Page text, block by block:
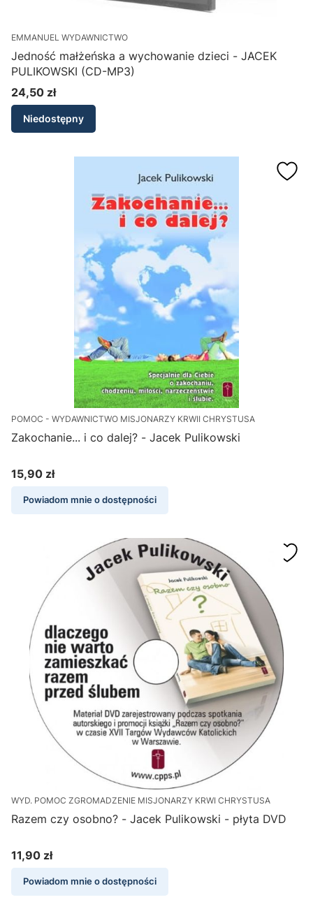
EMMANUEL WYDAWNICTWO
Jedność małżeńska a wychowanie dzieci - JACEK
PULIKOWSKI (CD-MP3)
Cena
24,50 zł
Niedostępny
POMOC - WYDAWNICTWO MISJONARZY KRWII CHRYSTUSA
Zakochanie... i co dalej? - Jacek Pulikowski
Cena
15,90 zł
Powiadom mnie o dostępności
WYD. POMOC ZGROMADZENIE MISJONARZY KRWI CHRYSTUSA
Razem czy osobno? - Jacek Pulikowski - płyta DVD
Cena
11,90 zł
Powiadom mnie o dostępności